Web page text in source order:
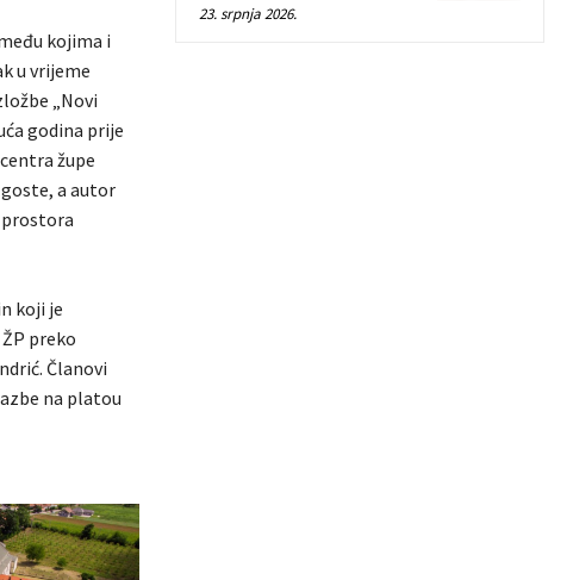
kojima i
u vrijeme
„Novi
godina prije
župe
a autor
koji je
preko
Članovi
na platou
23. srpnja 2026.